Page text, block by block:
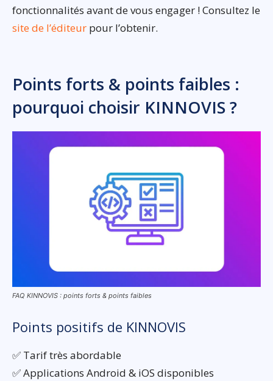
fonctionnalités avant de vous engager ! Consultez le
site de l’éditeur pour l’obtenir.
Points forts & points faibles :
pourquoi choisir KINNOVIS ?
FAQ KINNOVIS : points forts & points faibles
Points positifs de KINNOVIS
✅ Tarif très abordable
✅ Applications Android & iOS disponibles